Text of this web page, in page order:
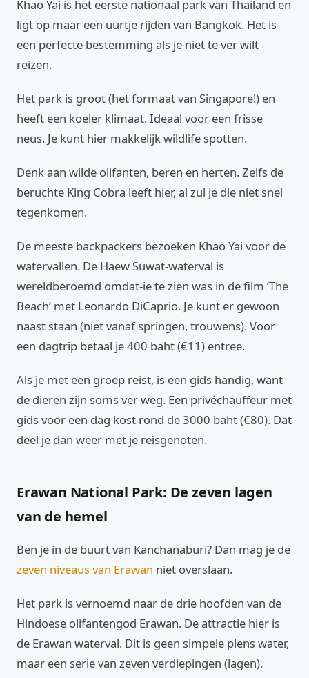
Khao Yai is het eerste nationaal park van Thailand en
ligt op maar een uurtje rijden van Bangkok. Het is
een perfecte bestemming als je niet te ver wilt
reizen.
Het park is groot (het formaat van Singapore!) en
heeft een koeler klimaat. Ideaal voor een frisse
neus. Je kunt hier makkelijk wildlife spotten.
Denk aan wilde olifanten, beren en herten. Zelfs de
beruchte King Cobra leeft hier, al zul je die niet snel
tegenkomen.
De meeste backpackers bezoeken Khao Yai voor de
watervallen. De Haew Suwat-waterval is
wereldberoemd omdat-ie te zien was in de film ‘The
Beach’ met Leonardo DiCaprio. Je kunt er gewoon
naast staan (niet vanaf springen, trouwens). Voor
een dagtrip betaal je 400 baht (€11) entree.
Als je met een groep reist, is een gids handig, want
de dieren zijn soms ver weg. Een privéchauffeur met
gids voor een dag kost rond de 3000 baht (€80). Dat
deel je dan weer met je reisgenoten.
Erawan National Park: De zeven lagen
van de hemel
Ben je in de buurt van Kanchanaburi? Dan mag je de
zeven niveaus van Erawan niet overslaan.
Het park is vernoemd naar de drie hoofden van de
Hindoese olifantengod Erawan. De attractie hier is
de Erawan waterval. Dit is geen simpele plens water,
maar een serie van zeven verdiepingen (lagen).